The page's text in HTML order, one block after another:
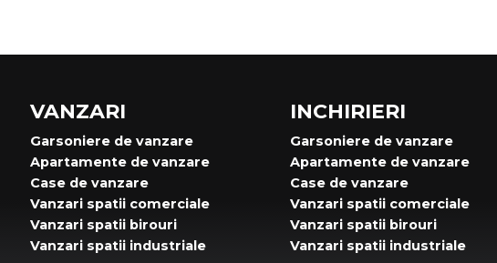
VANZARI
Garsoniere de vanzare
Apartamente de vanzare
Case de vanzare
Vanzari spatii comerciale
Vanzari spatii birouri
Vanzari spatii industriale
INCHIRIERI
Garsoniere de vanzare
Apartamente de vanzare
Case de vanzare
Vanzari spatii comerciale
Vanzari spatii birouri
Vanzari spatii industriale